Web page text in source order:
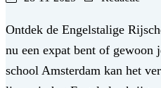
Ontdek de Engelstalige
nu een expat bent of
school Amsterdam kan het